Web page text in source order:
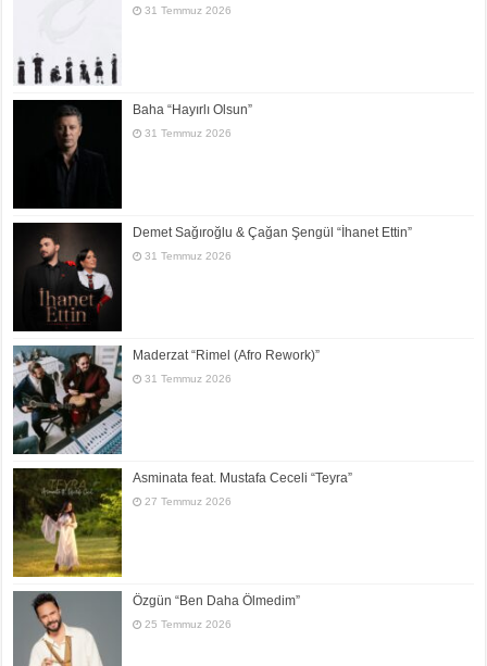
31 Temmuz 2026
Baha “Hayırlı Olsun”
31 Temmuz 2026
Demet Sağıroğlu & Çağan Şengül “İhanet Ettin”
31 Temmuz 2026
Maderzat “Rimel (Afro Rework)”
31 Temmuz 2026
Asminata feat. Mustafa Ceceli “Teyra”
27 Temmuz 2026
Özgün “Ben Daha Ölmedim”
25 Temmuz 2026